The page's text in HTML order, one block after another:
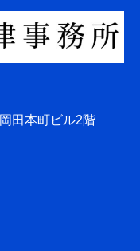
田本町ビル2階